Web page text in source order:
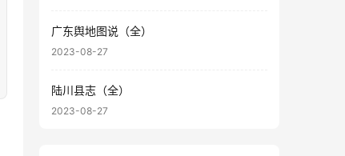
广东舆地图说（全）
2023-08-27
陆川县志（全）
2023-08-27